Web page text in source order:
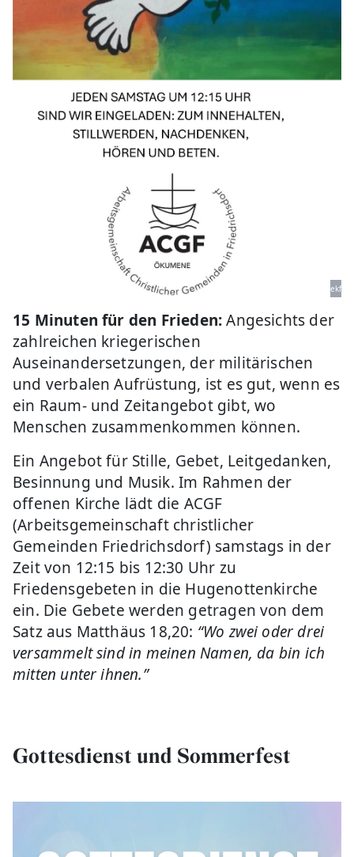
ekf
15 Minuten für den Frieden:Angesichts der
zahlreichen kriegerischen
Auseinandersetzungen, der militärischen
und verbalen Aufrüstung, ist es gut, wenn es
ein Raum- und Zeitangebot gibt, wo
Menschen zusammenkommen können.
Ein Angebot für Stille, Gebet, Leitgedanken,
Besinnung und Musik. Im Rahmen der
offenen Kirche lädt die ACGF
(Arbeitsgemeinschaft christlicher
Gemeinden Friedrichsdorf) samstags in der
Zeit von 12:15 bis 12:30 Uhr zu
Friedensgebeten in die Hugenottenkirche
ein. Die Gebete werden getragen von dem
Satz aus Matthäus 18,20: “Wo zwei oder drei
versammelt sind in meinen Namen, da bin ich
mitten unter ihnen.”
Gottesdienst und Sommerfest